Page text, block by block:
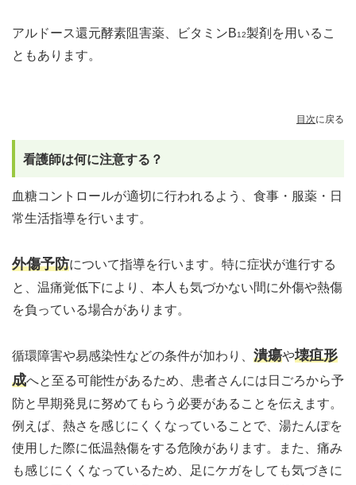
アルドース還元酵素阻害薬、ビタミンB12製剤を用いるこ
ともあります。
目次に戻る
看護師は何に注意する？
血糖コントロールが適切に行われるよう、食事・服薬・日
常生活指導を行います。
外傷予防について指導を行います。特に症状が進行する
と、温痛覚低下により、本人も気づかない間に外傷や熱傷
を負っている場合があります。
循環障害や易感染性などの条件が加わり、 潰瘍や壊疽形
成へと至る可能性があるため、患者さんには日ごろから予
防と早期発見に努めてもらう必要があることを伝えます。
例えば、熱さを感じにくくなっていることで、湯たんぽを
使用した際に低温熱傷をする危険があります。また、痛み
も感じにくくなっているため、足にケガをしても気づきに